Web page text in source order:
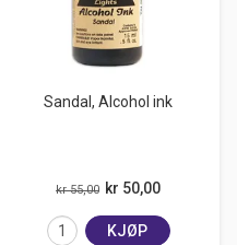
Sandal, Alcohol ink
kr 55,00 kr 50,00
KJØP